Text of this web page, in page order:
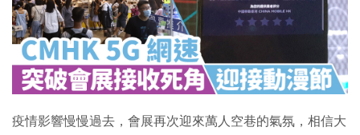
疫情影響慢慢過去，會展再次迎來萬人空巷的氣氛，相信大